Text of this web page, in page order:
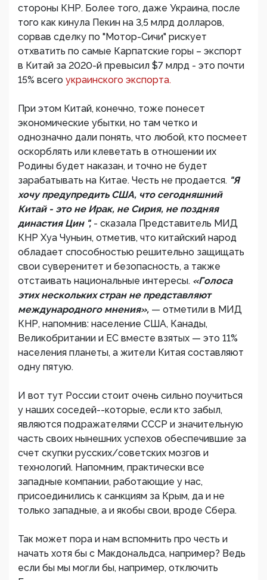
стороны КНР. Более того, даже Украина, после
того как кинула Пекин на 3,5 млрд долларов,
сорвав сделку по "Мотор-Сичи" рискует
отхватить по самые Карпатские горы – экспорт
в Китай за 2020-й превысил $7 млрд - это почти
15% всего украинского экспорта.
При этом Китай, конечно, тоже понесет
экономические убытки, но там четко и
однозначно дали понять, что любой, кто посмеет
оскорблять или клеветать в отношении их
Родины будет наказан, и точно не будет
зарабатывать на Китае. Честь не продается. "Я
хочу предупредить США, что сегодняшний
Китай - это не Ирак, не Сирия, не поздняя
династия Цин ", - сказала Представитель МИД
КНР Хуа Чуньин, отметив, что китайский народ
обладает способностью решительно защищать
свои суверенитет и безопасность, а также
отстаивать национальные интересы. «Голоса
этих нескольких стран не представляют
международного мнения», — отметили в МИД
КНР, напомнив: население США, Канады,
Великобритании и ЕС вместе взятых — это 11%
населения планеты, а жители Китая составляют
одну пятую.
И вот тут России стоит очень сильно поучиться
у наших соседей--которые, если кто забыл,
являются подражателями СССР и значительную
часть своих нынешних успехов обеспечившие за
счет скупки русских/советских мозгов и
технологий. Напомним, практически все
западные компании, работающие у нас,
присоединились к санкциям за Крым, да и не
только западные, а и якобы свои, вроде Сбера.
Так может пора и нам вспомнить про честь и
начать хотя бы с Макдональдса, например? Ведь
если бы мы могли бы, например, отключить